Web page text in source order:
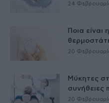
24
Ποια
20
Μύκητες
συνήθειες
20